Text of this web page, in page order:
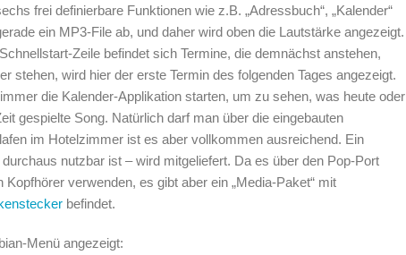
frei definierbare Funktionen wie z.B. „Adressbuch“, „Kalender“
ein MP3-File ab, und daher wird oben die Lautstärke angezeigt.
Zeile befindet sich Termine, die demnächst anstehen,
stehen, wird hier der erste Termin des folgenden Tages angezeigt.
die Kalender-Applikation starten, um zu sehen, was heute oder
gespielte Song. Natürlich darf man über die eingebauten
im Hotelzimmer ist es aber vollkommen ausreichend. Ein
nutzbar ist – wird mitgeliefert. Da es über den Pop-Port
verwenden, es gibt aber ein „Media-Paket“ mit
befindet.
Menü angezeigt: